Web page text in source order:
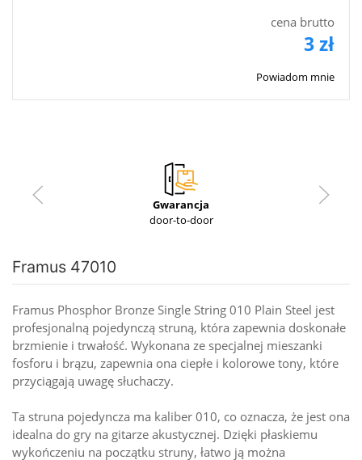
cena brutto
3 zł
Powiadom mnie
Gwarancja
door-to-door
Framus 47010
Framus Phosphor Bronze Single String 010 Plain Steel jest
profesjonalną pojedynczą struną, która zapewnia doskonałe
brzmienie i trwałość. Wykonana ze specjalnej mieszanki
fosforu i brązu, zapewnia ona ciepłe i kolorowe tony, które
przyciągają uwagę słuchaczy.
Ta struna pojedyncza ma kaliber 010, co oznacza, że jest ona
idealna do gry na gitarze akustycznej. Dzięki płaskiemu
wykończeniu na początku struny, łatwo ją można